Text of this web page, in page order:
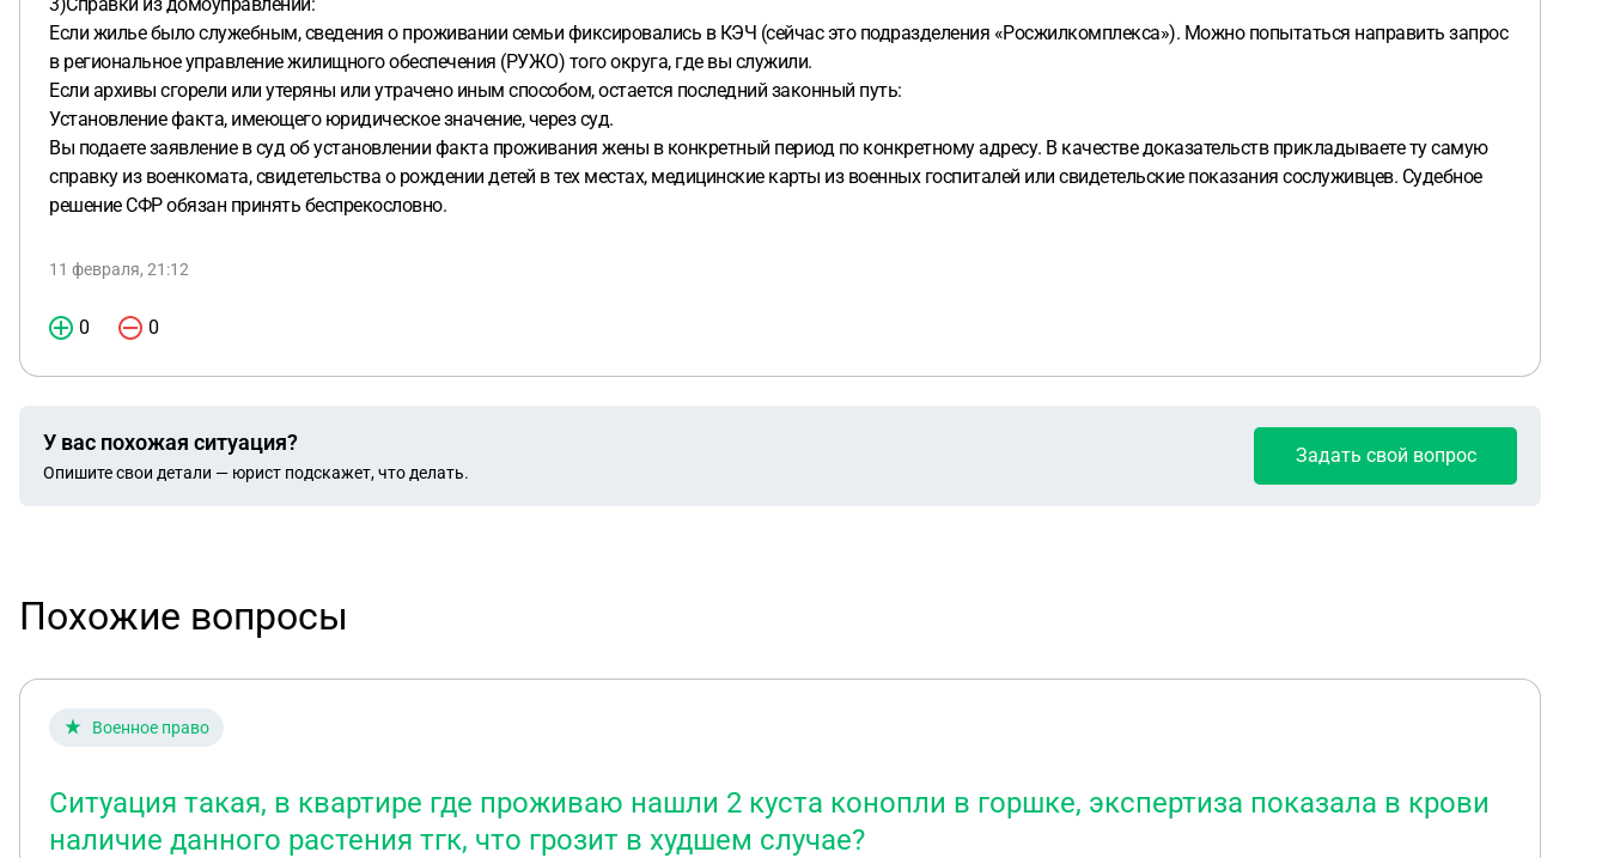
Если жилье было служебным, сведения о проживании семьи фиксировались в КЭЧ (сейчас это подразделения «Росжилкомплекса»). Можно попытаться направить запрос
в региональное управление жилищного обеспечения (РУЖО) того округа, где вы служили.
Если архивы сгорели или утеряны или утрачено иным способом, остается последний законный путь:
Установление факта, имеющего юридическое значение, через суд.
Вы подаете заявление в суд об установлении факта проживания жены в конкретный период по конкретному адресу. В качестве доказательств прикладываете ту самую
справку из военкомата, свидетельства о рождении детей в тех местах, медицинские карты из военных госпиталей или свидетельские показания сослуживцев. Судебное
решение СФР обязан принять беспрекословно.
11 февраля, 21:12
0 0
У вас похожая ситуация?
Опишите свои детали — юрист подскажет, что делать.
Задать свой вопрос
Похожие вопросы
Военное право
Ситуация такая, в квартире где проживаю нашли 2 куста конопли в горшке, экспертиза показала в крови
наличие данного растения тгк, что грозит в худшем случае?